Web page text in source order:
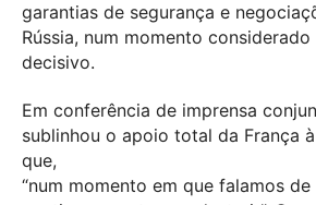
garantias de segurança e
Rússia, num momento
decisivo.
Em conferência de imprensa
sublinhou o apoio total da França
que,
“num momento em que falamos de